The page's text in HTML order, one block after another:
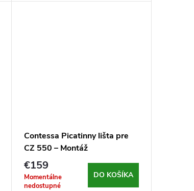
Contessa Picatinny lišta pre
CZ 550 – Montáž
€159
Momentálne
nedostupné
DO KOŠÍKA